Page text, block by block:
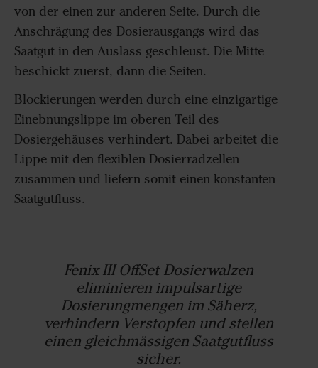
von der einen zur anderen Seite. Durch die
Anschrägung des Dosierausgangs wird das
Saatgut in den Auslass geschleust. Die Mitte
beschickt zuerst, dann die Seiten.
Blockierungen werden durch eine einzigartige
Einebnungslippe im oberen Teil des
Dosiergehäuses verhindert. Dabei arbeitet die
Lippe mit den flexiblen Dosierradzellen
zusammen und liefern somit einen konstanten
Saatgutfluss.
Fenix III OffSet Dosierwalzen
eliminieren impulsartige
Dosierungmengen im Säherz,
verhindern Verstopfen und stellen
einen gleichmässigen Saatgutfluss
sicher.